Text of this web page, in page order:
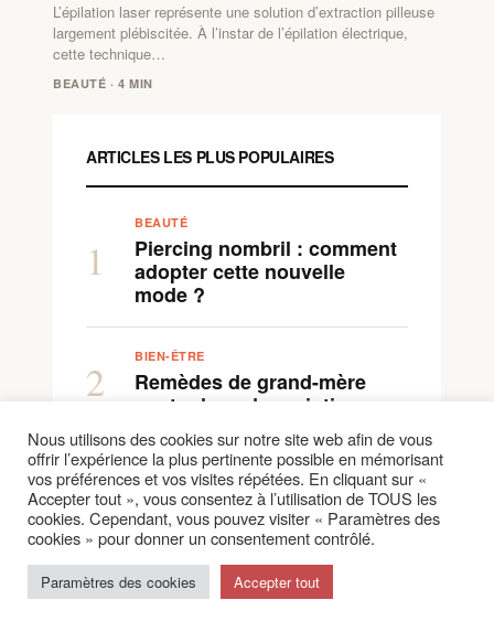
L’épilation laser représente une solution d’extraction pilleuse
largement plébiscitée. À l’instar de l’épilation électrique,
cette technique…
BEAUTÉ · 4 MIN
ARTICLES LES PLUS POPULAIRES
1
BEAUTÉ
Piercing nombril : comment
adopter cette nouvelle
mode ?
2
BIEN-ÊTRE
Remèdes de grand-mère
contre les odeurs intimes
3
BEAUTÉ
Piercing clitoris : pour ou
contre la nouvelle mode ?
4
BEAUTÉ
Prince Albert piercing : tout
Nous utilisons des cookies sur notre site web afin de vous
offrir l’expérience la plus pertinente possible en mémorisant
vos préférences et vos visites répétées. En cliquant sur «
Accepter tout », vous consentez à l’utilisation de TOUS les
cookies. Cependant, vous pouvez visiter « Paramètres des
cookies » pour donner un consentement contrôlé.
Paramètres des cookies Accepter tout